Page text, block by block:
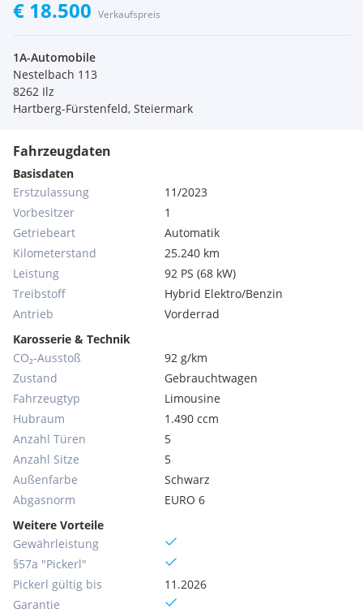
€ 18.500 Verkaufspreis
1A-Automobile
Nestelbach 113
8262 Ilz
Hartberg-Fürstenfeld, Steiermark
Fahrzeugdaten
Basisdaten
Erstzulassung
11/2023
Vorbesitzer
1
Getriebeart
Automatik
Kilometerstand
25.240 km
Leistung
92 PS (68 kW)
Treibstoff
Hybrid Elektro/Benzin
Antrieb
Vorderrad
Karosserie & Technik
CO₂-Ausstoß
92 g/km
Zustand
Gebrauchtwagen
Fahrzeugtyp
Limousine
Hubraum
1.490 ccm
Anzahl Türen
5
Anzahl Sitze
5
Außenfarbe
Schwarz
Abgasnorm
EURO 6
Weitere Vorteile
Gewährleistung
§57a "Pickerl"
Pickerl gültig bis
11.2026
Garantie